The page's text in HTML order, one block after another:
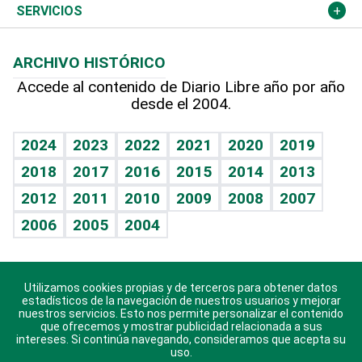
Resto del mundo
Economía personal
Podcast Arte Libre
Hablando con el pediatra
Vida y familia
Eñe
Celebrando la vida
Sin complejos
En pocas palabras
Escuchando al corazón
Economía Personal
Más deportes
Línea de hit
TBT Deportivo
Columnistas
Más firmas
Cambio climático
Opinión
Hecho en casa
Guía del dinero
SERVICIOS
Cumpleaños
Horóscopos
Crucigramas
ARCHIVO HISTÓRICO
Accede al contenido de Diario Libre año por año
desde el 2004.
2024 2023 2022 2021 2020
2019
2018
2017 2016 2015 2014
2013
2012
2011 2010 2009 2008
2007
2006
2005 2004
Descarga nuestras aplicaciones para Android, iOS y
sistema Huawei.
Utilizamos cookies propias y de terceros para obtener datos
estadísticos de la navegación de nuestros usuarios y mejorar
nuestros servicios. Esto nos permite personalizar el contenido
que ofrecemos y mostrar publicidad relacionada a sus
intereses. Si continúa navegando, consideramos que acepta su
uso.